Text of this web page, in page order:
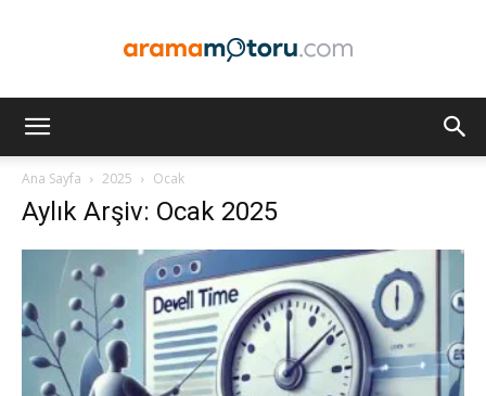
Optimizasyonu
Ana Sayfa 2025 Ocak
Aylık Arşiv: Ocak 2025